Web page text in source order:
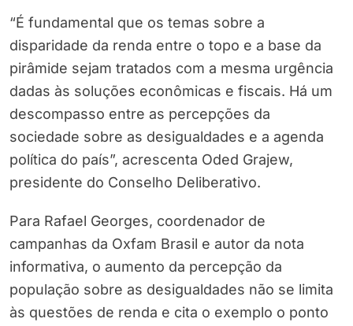
“É fundamental que os temas sobre a
disparidade da renda entre o topo e a base da
pirâmide sejam tratados com a mesma urgência
dadas às soluções econômicas e fiscais. Há um
descompasso entre as percepções da
sociedade sobre as desigualdades e a agenda
política do país”, acrescenta Oded Grajew,
presidente do Conselho Deliberativo.
Para Rafael Georges, coordenador de
campanhas da Oxfam Brasil e autor da nota
informativa, o aumento da percepção da
população sobre as desigualdades não se limita
às questões de renda e cita o exemplo o ponto